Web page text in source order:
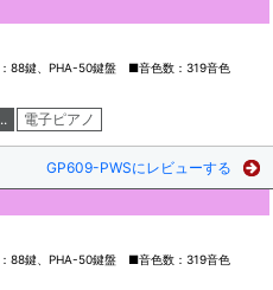
88鍵、PHA-50鍵盤 ■音色数：319音色
電子ピアノ
GP609-PWSにレビューする
88鍵、PHA-50鍵盤 ■音色数：319音色